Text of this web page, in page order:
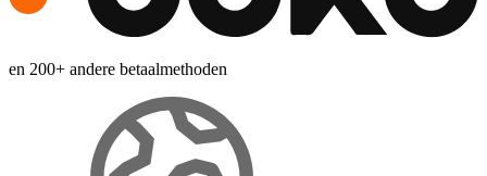
en 200+ andere betaalmethoden